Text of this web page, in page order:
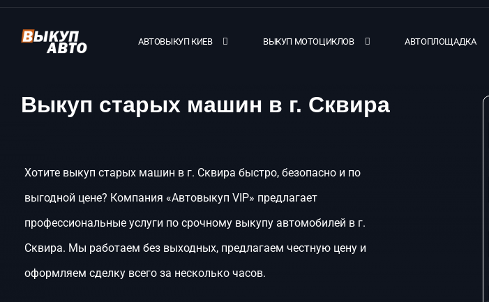
АВТОВЫКУП КИЕВ ВЫКУП МОТОЦИКЛОВ АВТОПЛОЩАДКА
Выкуп старых машин в г. Сквира
Хотите выкуп старых машин в г. Сквира быстро, безопасно и по
выгодной цене? Компания «Автовыкуп VIP» предлагает
профессиональные услуги по срочному выкупу автомобилей в г.
Сквира. Мы работаем без выходных, предлагаем честную цену и
оформляем сделку всего за несколько часов.